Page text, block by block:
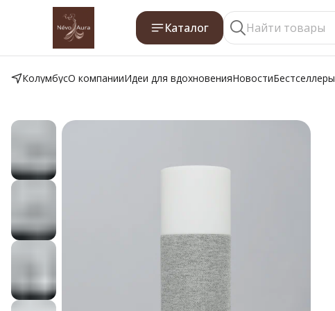
Каталог
КолумбусО компанииИдеи для вдохновенияНовостиБестселлеры